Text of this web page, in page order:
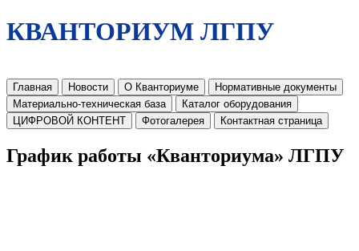
КВАНТОРИУМ ЛГПУ
Главная Новости О Кванториуме
Нормативные документы
Материально-техническая база
Каталог оборудования
ЦИФРОВОЙ КОНТЕНТ
Фотогалерея Контактная страница
График работы «Кванториума» ЛГПУ